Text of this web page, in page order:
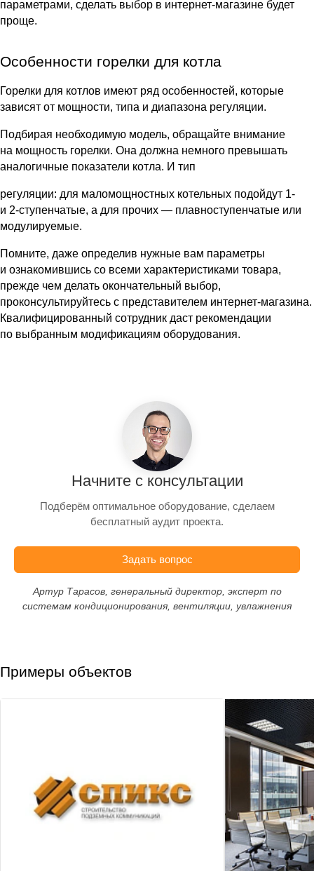
параметрами, сделать выбор в интернет-магазине будет
проще.
Особенности горелки для котла
Горелки для котлов имеют ряд особенностей, которые
зависят от мощности, типа и диапазона регуляции.
Подбирая необходимую модель, обращайте внимание
на мощность горелки. Она должна немного превышать
аналогичные показатели котла. И тип
регуляции: для маломощностных котельных подойдут 1-
и 2-ступенчатые, а для прочих — плавноступенчатые или
модулируемые.
Помните, даже определив нужные вам параметры
и ознакомившись со всеми характеристиками товара,
прежде чем делать окончательный выбор,
проконсультируйтесь с представителем интернет-магазина.
Квалифицированный сотрудник даст рекомендации
по выбранным модификациям оборудования.
Начните с консультации
Подберём оптимальное оборудование, сделаем
бесплатный аудит проекта.
Задать вопрос
Артур Тарасов, генеральный директор, эксперт по
системам кондиционирования, вентиляции, увлажнения
Примеры объектов